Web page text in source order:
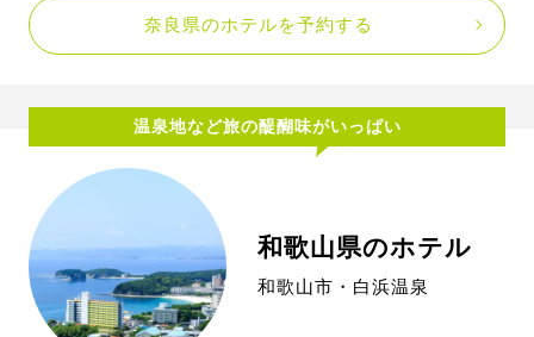
奈良県のホテルを予約する
温泉地など旅の醍醐味がいっぱい
和歌山県のホテル
和歌山市・白浜温泉